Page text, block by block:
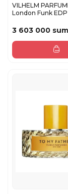
VILHELM
London Funk EDP
3 603 000 sum